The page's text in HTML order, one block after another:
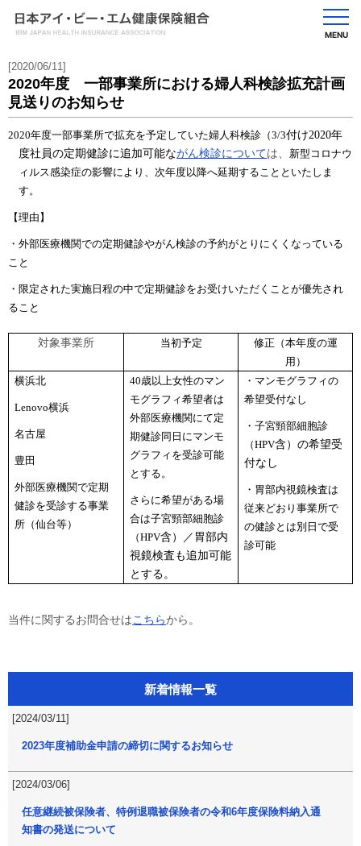
MENU
[2020/06/11]
2020年度 一部事業所における婦人科検診拡充計画
見送りのお知らせ
2020年度一部事業所で拡充を予定していた婦人科検診（3/3付け2020年
度社員の定期健診に追加可能ながん検診については、 新型コロナウ
ィルス感染症の影響により、次年度以降へ延期することといたしま
す。
【理由】
・外部医療機関での定期健診やがん検診の予約がとりにくくなっている
こと
・限定された実施日程の中で定期健診をお受けいただくことが優先され
ること
対象事業所 当初予定
修正（本年度の運
用）
横浜北
Lenovo横浜
名古屋
豊田
外部医療機関で定期
健診を受診する事業
所（仙台等）
40歳以上女性のマン
モグラフィ希望者は
外部医療機関にて定
期健診同日にマンモ
グラフィを受診可能
とする。
さらに希望がある場
合は子宮頸部細胞診
（HPV含）／胃部内
視鏡検査も追加可能
とする。
・マンモグラフィの
希望受付なし
・子宮頸部細胞診
（HPV含）の希望受
付なし
・胃部内視鏡検査は
従来どおり事業所で
の健診とは別日で受
診可能
当件に関するお問合せはこちらから。
新着情報一覧
[2024/03/11]
2023年度補助金申請の締切に関するお知らせ
[2024/03/06]
任意継続被保険者、特例退職被保険者の令和6年度保険料納入通
知書の発送について